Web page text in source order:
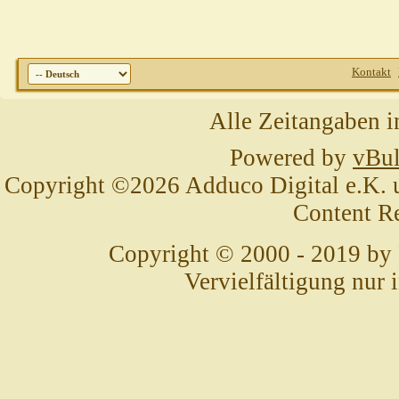
Kontakt
Alle Zeitangaben
Powered by
Copyright ©2026 Adduco Digital e.K.
Content
Copyright © 2000 - 2019 by
Vervielfältigung nur